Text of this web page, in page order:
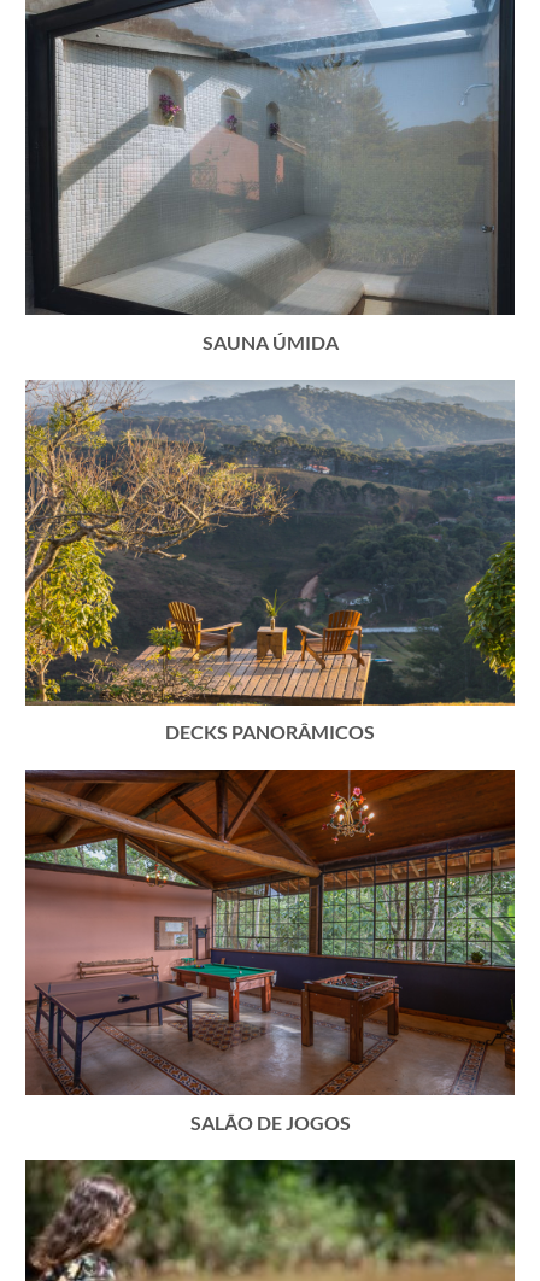
SAUNA ÚMIDA
DECKS PANORÂMICOS
SALÃO DE JOGOS